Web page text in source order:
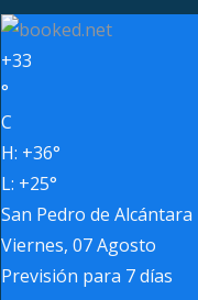
+33
°
C
H: +36°
L: +25°
San Pedro de Alcántara
Viernes, 07 Agosto
Previsión para 7 días